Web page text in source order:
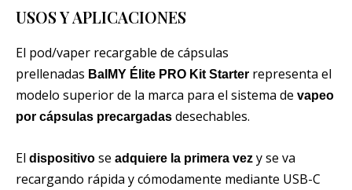
USOS Y APLICACIONES
El pod/vaper recargable de cápsulas
prellenadas BalMY Élite PRO Kit Starter representa el
modelo superior de la marca para el sistema de vapeo
por cápsulas precargadas desechables.
El dispositivo se adquiere la primera vez y se va
recargando rápida y cómodamente mediante USB-C